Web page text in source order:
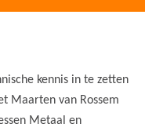
kennis in te zetten
Maarten van Rossem
Metaal en